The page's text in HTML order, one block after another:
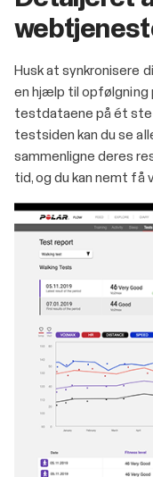
Husk at synkronisere
en hjælp til opfølgning
testdataene på ét
testsiden kan du se
sammenligne deres
tid, og du kan nemt